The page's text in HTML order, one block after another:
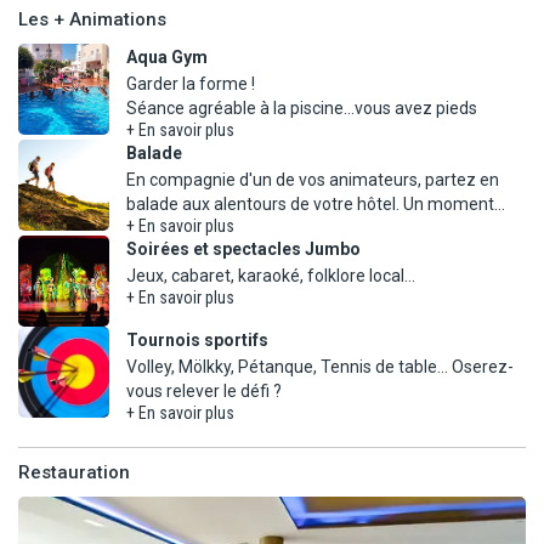
- Chambre famille (24 m²) : même équipement, 2 lits simples + 1
enfants.
Les + Animations
Aqua Gym
Garder la forme !
+ En savoir plus
Balade
En compagnie d'un de vos animateurs, partez en
balade aux alentours de votre hôtel. Un moment
+ En savoir plus
Soirées et spectacles Jumbo
+ En savoir plus
Tournois sportifs
Volley, Mölkky, Pétanque, Tennis de table... Oserez-
+ En savoir plus
Restauration